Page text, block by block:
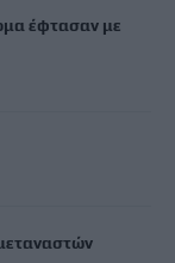
έφτασαν με